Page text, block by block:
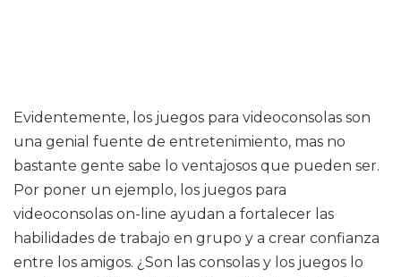
Evidentemente, los juegos para videoconsolas son
una genial fuente de entretenimiento, mas no
bastante gente sabe lo ventajosos que pueden ser.
Por poner un ejemplo, los juegos para
videoconsolas on-line ayudan a fortalecer las
habilidades de trabajo en grupo y a crear confianza
entre los amigos. ¿Son las consolas y los juegos lo